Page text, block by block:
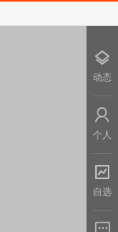
动态
个人
自选